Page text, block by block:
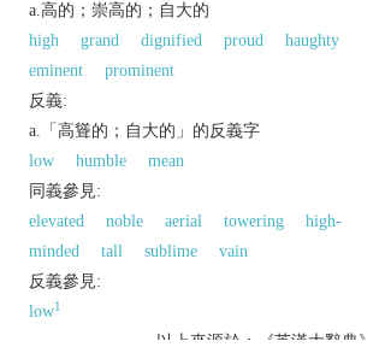
a.高的；崇高的；自大的
high
grand dignified proud
haughty
eminent
prominent
反義:
a.「高聳的；自大的」的反義字
low
humble
mean
同義參見:
elevated
noble aerial towering
high-
minded
tall sublime
vain
反義參見:
low1
以上來源於：《英漢大辭典》